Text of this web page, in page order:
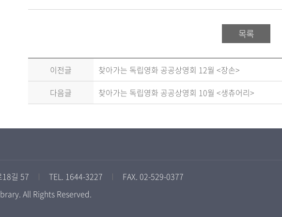
목록
이전글
찾아가는 독립영화 공공상영회 12월 <장손>
다음글
찾아가는 독립영화 공공상영회 10월 <생츄어리>
18길 57 TEL. 1644-3227
FAX. 02-529-0377
All Rights Reserved.